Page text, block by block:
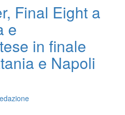
Final Eight a
e
in finale
e Napoli